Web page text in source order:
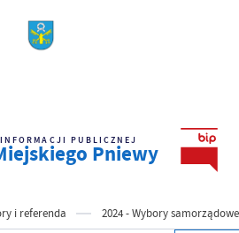
PUBLICZNEJ
Pniewy
i referenda 2024 - Wybory samorządowe